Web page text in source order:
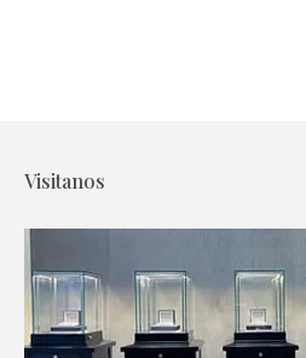
Visitanos